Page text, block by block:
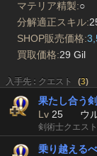
マテリア精製:○
分解適正スキル:
SHOP販売価格:
買取価格:29 Gil
入手先 : クエスト (3)
果たし合う
Lv 25 ウ
剣術士クエスト
乗り越える